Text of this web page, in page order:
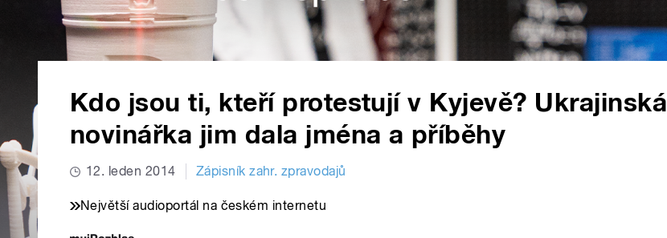
Kdo jsou ti, kteří protestují v Kyjevě? Ukrajinská
novinářka jim dala jména a příběhy
12. leden 2014 Zápisník zahr. zpravodajů
Největší audioportál na českém internetu